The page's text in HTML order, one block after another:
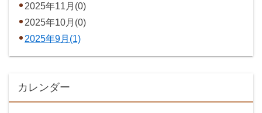
2025年11月(0)
2025年10月(0)
2025年9月(1)
カレンダー